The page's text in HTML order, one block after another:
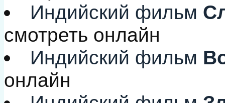
Индийский фильм
смотреть онлайн
Индийский фильм
онлайн